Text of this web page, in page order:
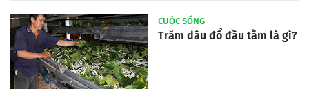
CUỘC SỐNG
Trăm dâu đổ đầu tằm là gì?